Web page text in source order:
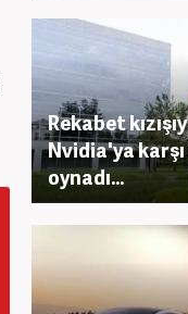
Rekabet
Nvidia'ya
oynadı...